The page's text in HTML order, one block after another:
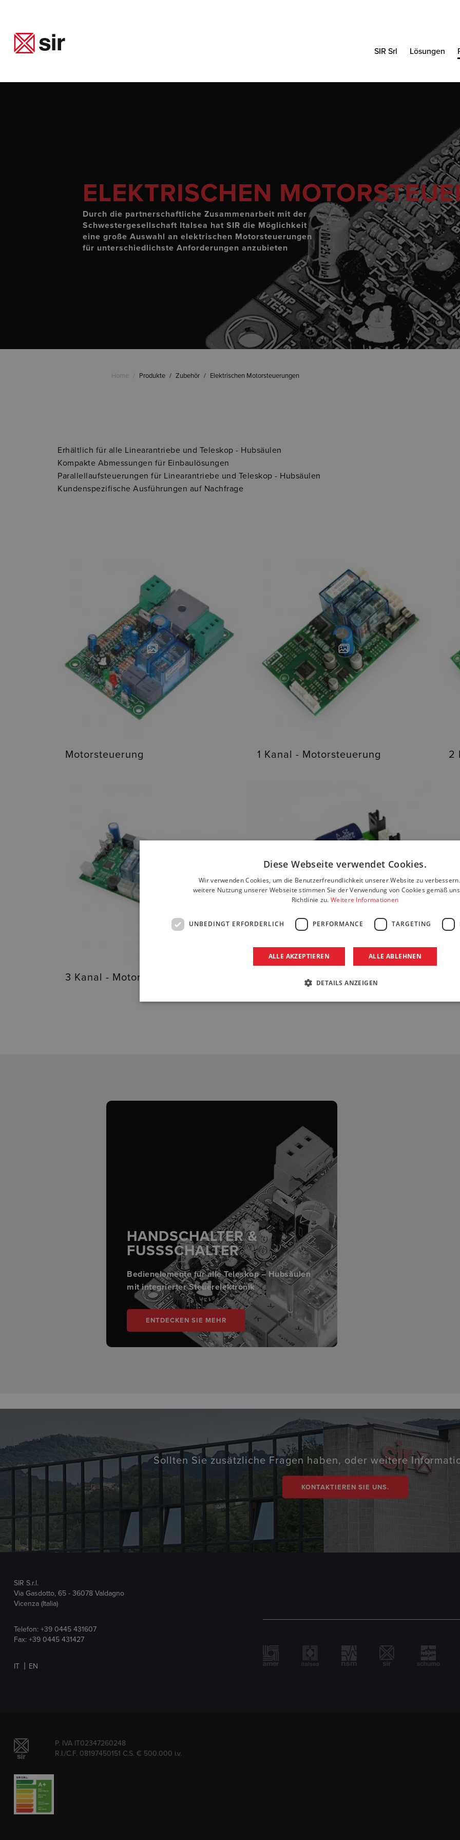
SIR Srl Lösungen
ELEKTRISCHEN
Durch die partnerschaftliche Zusammenarbeit mit der
Schwestergesellschaft Italsea hat SIR die Möglichkeit
eine große Auswahl an elektrischen Motorsteuerungen
für unterschiedlichste Anforderungen anzubieten
Home Produkte / Zubehör / Elektrischen Motorsteuerungen
Erhältlich für alle Linearantriebe und Teleskop - Hubsäulen
Kompakte Abmessungen für Einbaulösungen
Parallellaufsteuerungen für Linearantriebe und Teleskop - Hubsäulen
Kundenspezifische Ausführungen auf Nachfrage
Motorsteuerung 1 Kanal - Motorsteuerung 2
3 Kanal - Motorsteuerung Analoge Lagerückmeldung
HANDSCHALTER &
FUSSSCHALTER
Bedienelemente für alle Teleskop – Hubsäulen
mit integrierter Steuerelektronik
ENTDECKEN SIE MEHR
Sollten Sie zusätzliche Fragen haben, oder weitere
KONTAKTIEREN SIE UNS.
SIR S.r.l.
Via Gasdotto, 65 - 36078 Valdagno
Vicenza (Italia)
Telefon: +39 0445 431607
Fax: +39 0445 431427
IT EN
P. IVA IT02347260248
R.I./C.F. 08197450151 C.S. € 500.000 i.v.
Diese Webseite verwendet Cookies.
Wir verwenden Cookies, um die Benutzerfreundlichkeit unserer Website zu
weitere Nutzung unserer Webseite stimmen Sie der Verwendung von Cookies gemäß
Richtlinie zu. Weitere Informationen
UNBEDINGT ERFORDERLICH PERFORMANCE TARGETING
ALLE AKZEPTIEREN ALLE ABLEHNEN
DETAILS ANZEIGEN